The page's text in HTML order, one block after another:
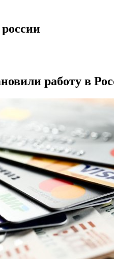
работу в